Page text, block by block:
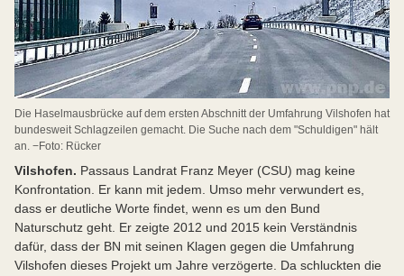
Die Haselmausbrücke auf dem ersten Abschnitt der Umfahrung Vilshofen hat
bundesweit Schlagzeilen gemacht. Die Suche nach dem "Schuldigen" hält
an. −Foto: Rücker
Vilshofen. Passaus Landrat Franz Meyer (CSU) mag keine
Konfrontation. Er kann mit jedem. Umso mehr verwundert es,
dass er deutliche Worte findet, wenn es um den Bund
Naturschutz geht. Er zeigte 2012 und 2015 kein Verständnis
dafür, dass der BN mit seinen Klagen gegen die Umfahrung
Vilshofen dieses Projekt um Jahre verzögerte. Da schluckten die